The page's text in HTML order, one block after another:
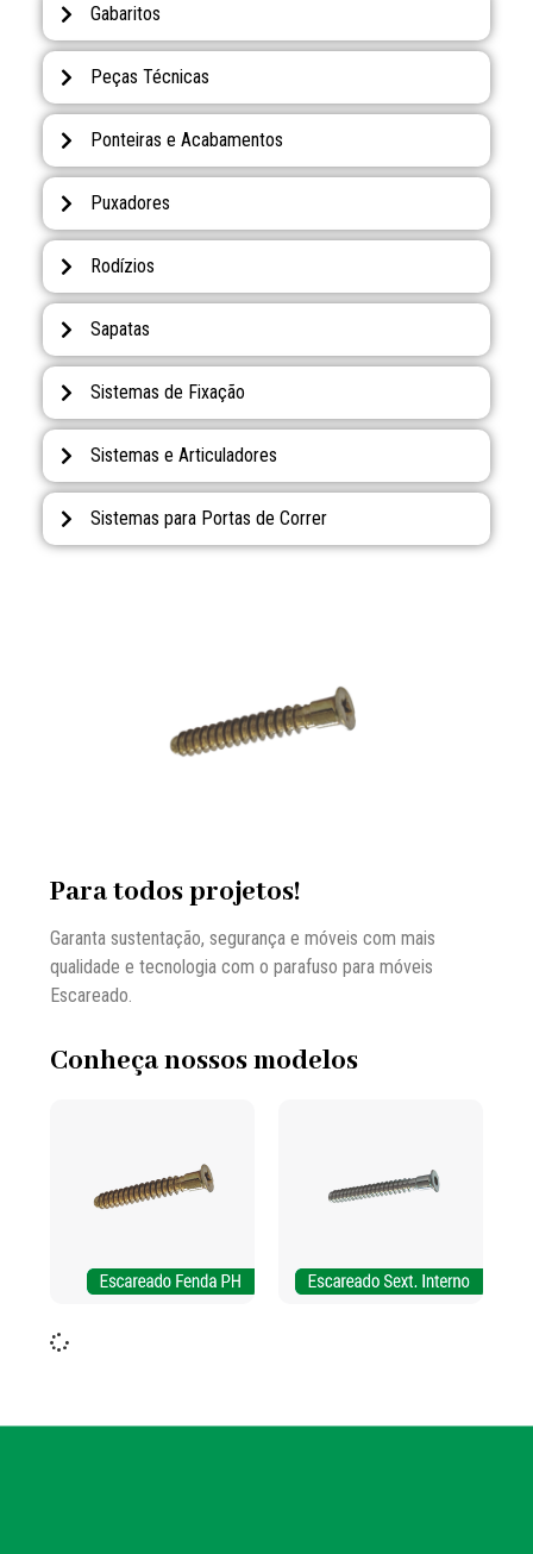
Gabaritos
Peças Técnicas
Ponteiras e Acabamentos
Puxadores
Rodízios
Sapatas
Sistemas de Fixação
Sistemas e Articuladores
Sistemas para Portas de Correr
Para todos projetos!
Garanta sustentação, segurança e móveis com mais
qualidade e tecnologia com o parafuso para móveis
Escareado.
Conheça nossos modelos